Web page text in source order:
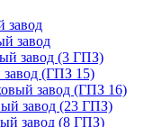
завод
завод
завод (3 ГПЗ)
(ГПЗ 15)
завод (ГПЗ 16)
завод (23 ГПЗ)
завод (8 ГПЗ)